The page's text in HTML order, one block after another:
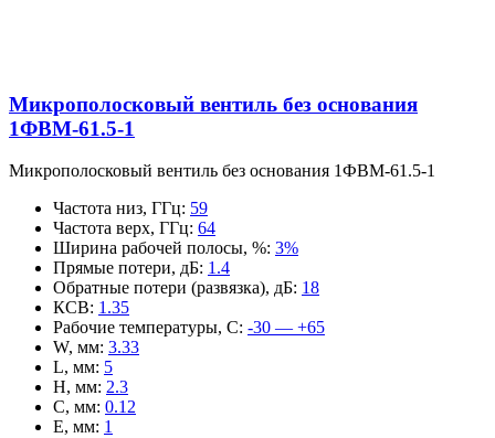
Микрополосковый вентиль без основания
1ФВМ-61.5-1
Микрополосковый вентиль без основания 1ФВМ-61.5-1
Частота низ, ГГц: 59
Частота верх, ГГц: 64
Ширина рабочей полосы, %: 3%
Прямые потери, дБ: 1.4
Обратные потери (развязка), дБ: 18
КСВ: 1.35
Рабочие температуры, С: -30 — +65
W, мм: 3.33
L, мм: 5
H, мм: 2.3
C, мм: 0.12
E, мм: 1